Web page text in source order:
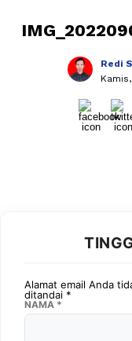
Redi
Alamat email Anda
ditandai *
NAMA *